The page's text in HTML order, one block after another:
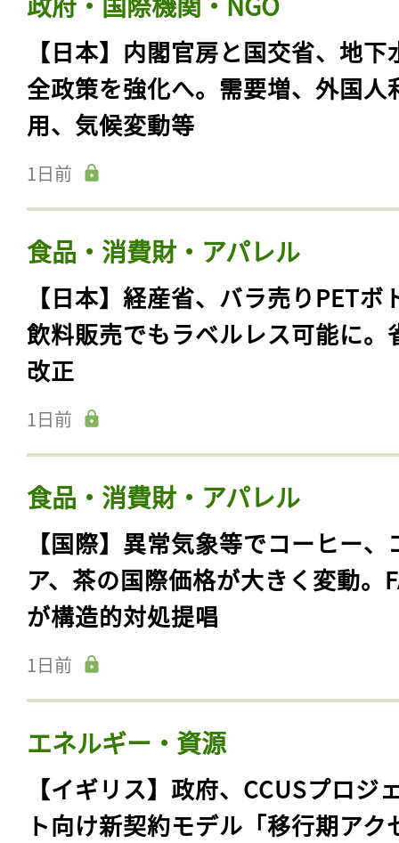
【日本】内閣官房と国交省、地下
全政策を強化へ。需要増、外国人
用、気候変動等
1日前
食品・消費財・アパレル
【日本】経産省、バラ売りPETボ
飲料販売でもラベルレス可能に。
改正
1日前
食品・消費財・アパレル
【国際】異常気象等でコーヒー、
ア、茶の国際価格が大きく変動。
が構造的対処提唱
1日前
エネルギー・資源
【イギリス】政府、CCUSプロジ
ト向け新契約モデル「移行期アク